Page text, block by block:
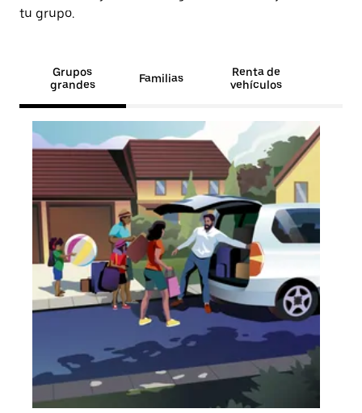
tu grupo.
Grupos
grandes
Familias
Renta de
vehículos